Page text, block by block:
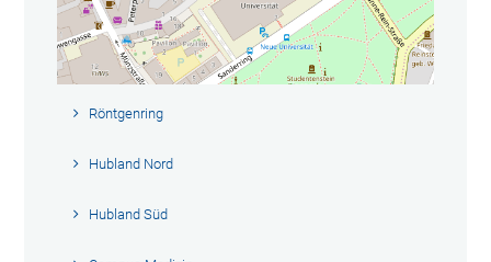
Röntgenring
Hubland Nord
Hubland Süd